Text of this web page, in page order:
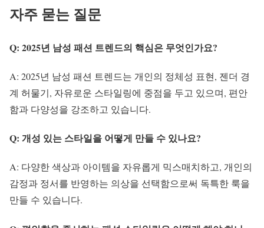
자주 묻는 질문
Q: 2025년 남성 패션 트렌드의 핵심은 무엇인가요?
A: 2025년 남성 패션 트렌드는 개인의 정체성 표현, 젠더 경
계 허물기, 자유로운 스타일링에 중점을 두고 있으며, 편안
함과 다양성을 강조하고 있습니다.
Q: 개성 있는 스타일을 어떻게 만들 수 있나요?
A: 다양한 색상과 아이템을 자유롭게 믹스매치하고, 개인의
감정과 정서를 반영하는 의상을 선택함으로써 독특한 룩을
만들 수 있습니다.